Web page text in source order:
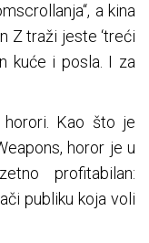
a kina
Z traži jeste ‘treći
kuće i posla. I za
Kao što je
horor je u
profitabilan:
publiku koja voli